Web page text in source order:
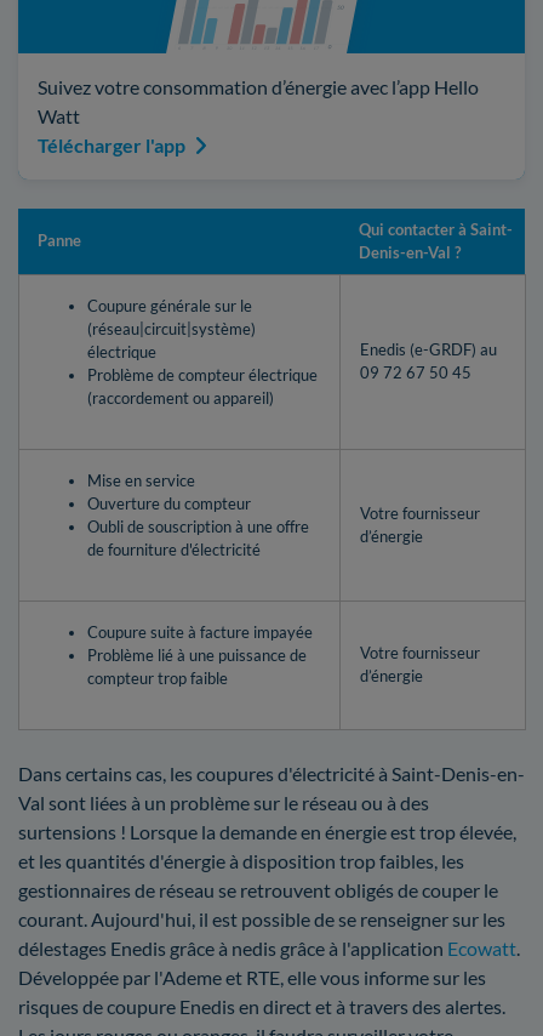
Suivez votre consommation d’énergie avec l’app Hello
Watt
Télécharger l'app
Panne
Qui contacter à Saint-
Denis-en-Val ?
Coupure générale sur le
(réseau|circuit|système)
électrique
Problème de compteur électrique
(raccordement ou appareil)
Enedis (e-GRDF) au
09 72 67 50 45
Mise en service
Ouverture du compteur
Oubli de souscription à une offre
de fourniture d'électricité
Votre fournisseur
d’énergie
Coupure suite à facture impayée
Problème lié à une puissance de
compteur trop faible
Votre fournisseur
d’énergie
Dans certains cas, les coupures d'électricité à Saint-Denis-en-
Val sont liées à un problème sur le réseau ou à des
surtensions ! Lorsque la demande en énergie est trop élevée,
et les quantités d'énergie à disposition trop faibles, les
gestionnaires de réseau se retrouvent obligés de couper le
courant. Aujourd'hui, il est possible de se renseigner sur les
délestages Enedis grâce à nedis grâce à l'application Ecowatt.
Développée par l'Ademe et RTE, elle vous informe sur les
risques de coupure Enedis en direct et à travers des alertes.